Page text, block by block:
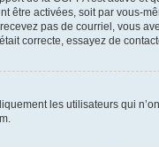
activées, soit par vous-
pas de courriel, vous
correcte, essayez de
les utilisateurs qui